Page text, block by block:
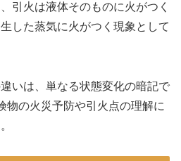
引火は液体そのものに火がつく
した蒸気に火がつく現象として
いは、単なる状態変化の暗記で
物の火災予防や引火点の理解に